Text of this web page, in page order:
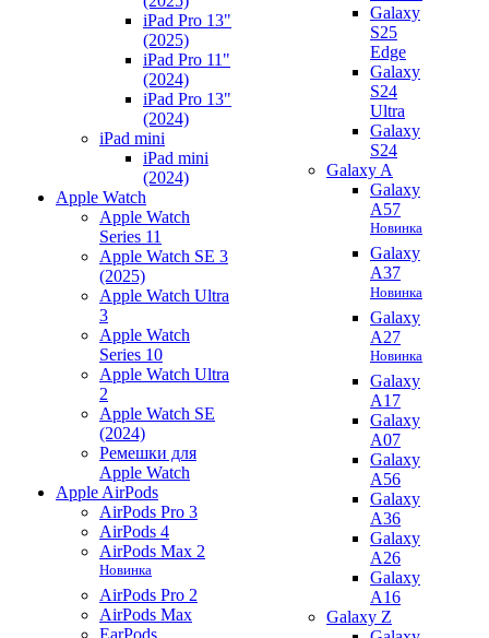
iPad Pro 13"
(2025)
iPad Pro 11"
(2024)
iPad Pro 13"
(2024)
iPad mini
iPad mini
(2024)
Apple Watch
Apple Watch
Series 11
Apple Watch SE 3
(2025)
Apple Watch Ultra
3
Apple Watch
Series 10
Apple Watch Ultra
2
Apple Watch SE
(2024)
Ремешки для
Apple Watch
Apple AirPods
AirPods Pro 3
AirPods 4
AirPods Max 2
Новинка
AirPods Pro 2
AirPods Max
EarPods
Galaxy
S25
Edge
Galaxy
S24
Ultra
Galaxy
S24
Galaxy A
Galaxy
A57
Новинка
Galaxy
A37
Новинка
Galaxy
A27
Новинка
Galaxy
A17
Galaxy
A07
Galaxy
A56
Galaxy
A36
Galaxy
A26
Galaxy
A16
Galaxy Z